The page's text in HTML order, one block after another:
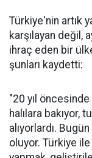
Türkiye'nin artık
karşılayan değil,
ihraç eden bir
şunları kaydetti:
"20 yıl
halılara bakıyor,
alıyorlardı.
oluyor. Türkiye